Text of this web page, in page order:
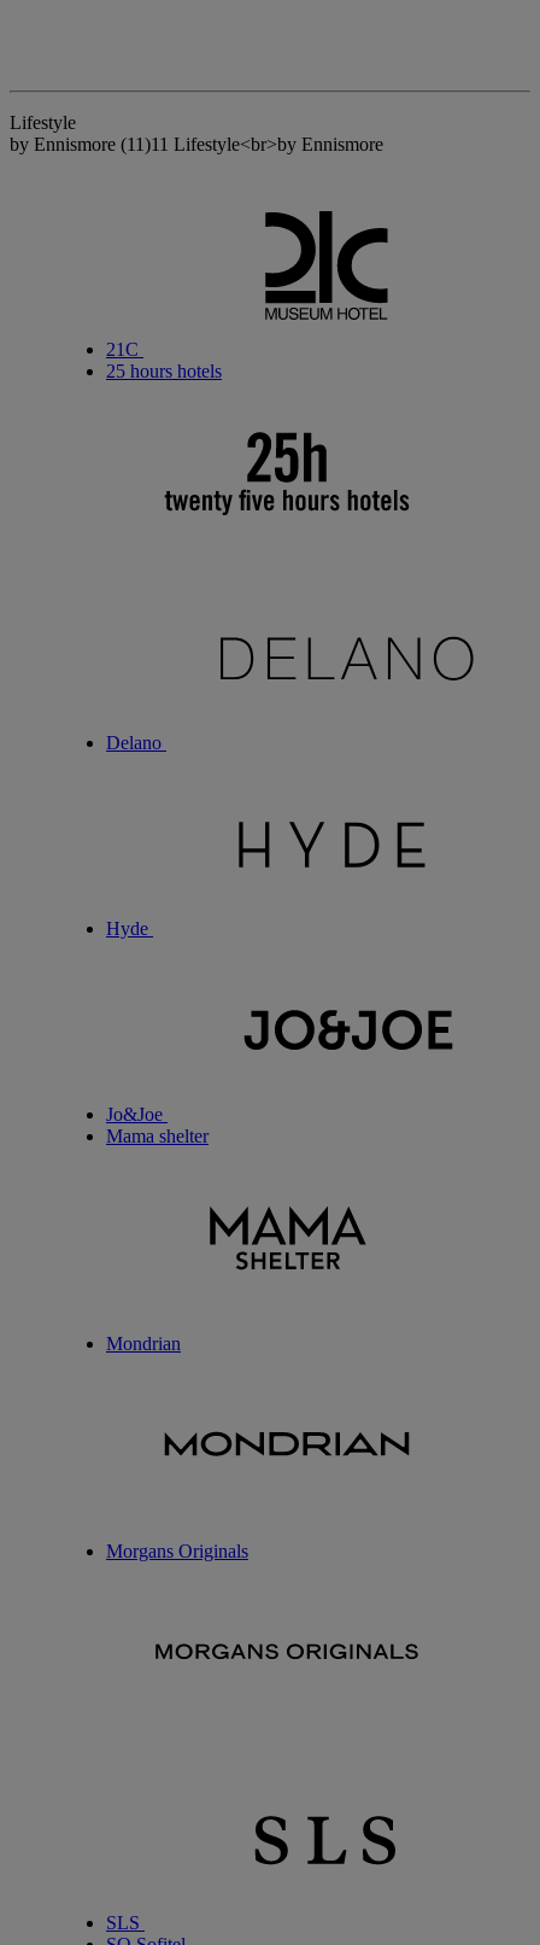
Lifestyle
by Ennismore (11)11 Lifestyle<br>by Ennismore
21C
25 hours hotels
Delano
Hyde
Jo&Joe
Mama shelter
Mondrian
Morgans Originals
SLS